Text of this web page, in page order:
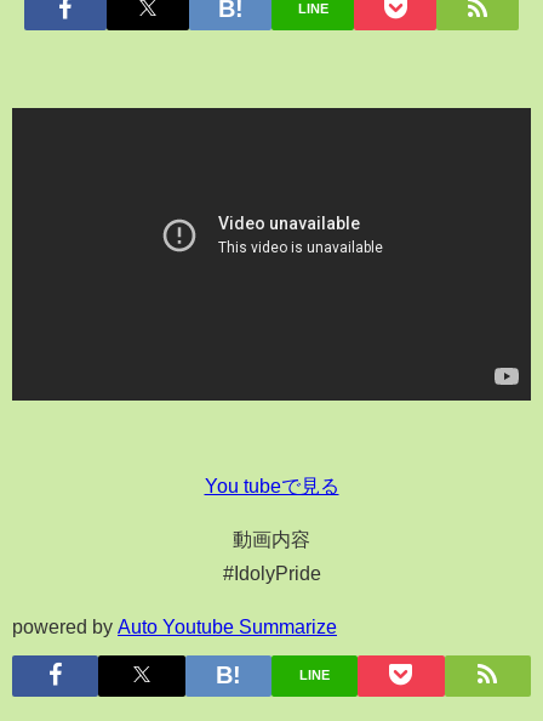
LINE
You tubeで見る
動画内容
#IdolyPride
powered by Auto Youtube Summarize
LINE